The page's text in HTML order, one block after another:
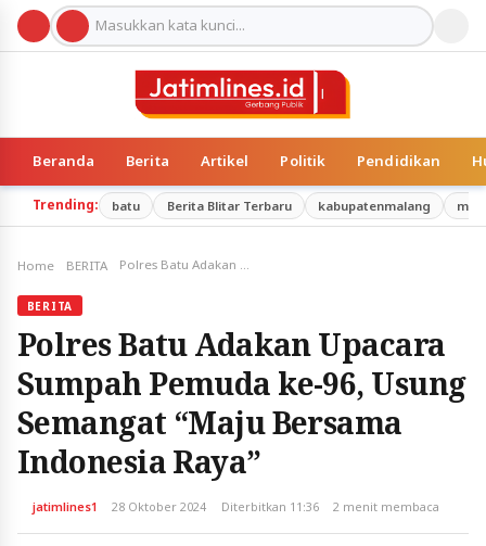
Beranda Berita Artikel Politik Pendidikan
Trending: batu Berita Blitar Terbaru kabupatenmalang
Home BERITA
BERITA
Polres Batu Adakan Upacara
Sumpah Pemuda ke-96, Usung
Semangat “Maju Bersama
Indonesia Raya”
jatimlines1 28 Oktober 2024 Diterbitkan 11:36 2 menit membaca